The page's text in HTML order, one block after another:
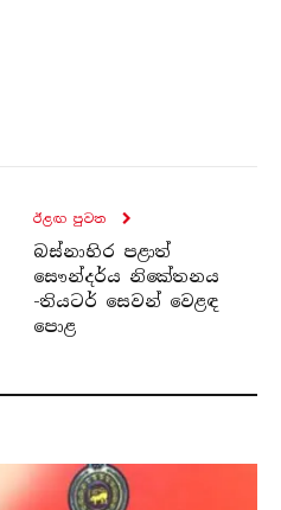
ඊළඟ පුව​ත
බස්නාහිර පළාත්
සෞන්දර්ය නිකේතනය
-තියටර් සෙවන් වෙළඳ
පොළ